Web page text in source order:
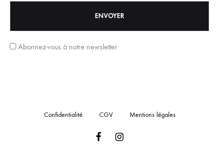
Abonnez-vous à notre newsletter
Confidentialité CGV Mentions légales
FacebookInstagram